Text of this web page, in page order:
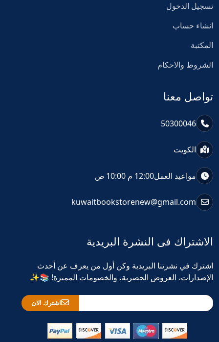
تسجيل الدخول
انشاء حساب
المكتبة
الشروط والاحكام
تواصل معنا
50300046
الكويت
مواعيد العمل12:00 م 10:00 ص
kuwaitbookstorenew@gmail.com
الاشتراك فى النشرة البريدية
اشترك في نشرتنا البريدية وكن أول من يعرف عن أحدث
الإصدارات، العروض الحصرية، والخصومات المميزة! 📚✨
اشترك الان